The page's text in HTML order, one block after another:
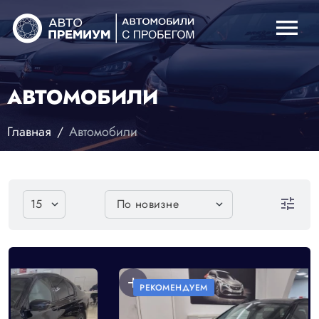
menu
АВТОМОБИЛИ
Главная Автомобили
tune
addРЕКОМЕНДУЕМ